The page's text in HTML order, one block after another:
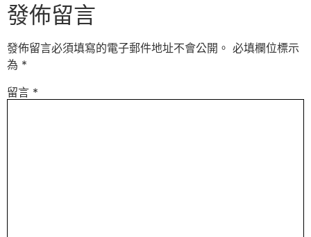
發佈留言
發佈留言必須填寫的電子郵件地址不會公開。 必填欄位標示
為 *
留言 *